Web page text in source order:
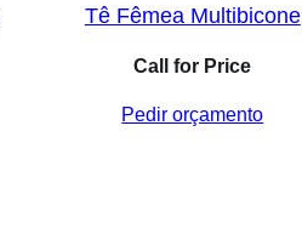
Tê Fêmea Multibicone
Call for Price
Pedir orçamento